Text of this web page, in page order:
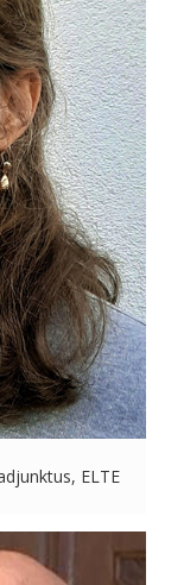
ELTE